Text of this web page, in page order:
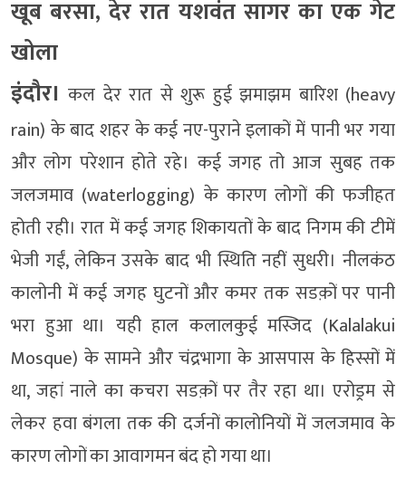
खूब बरसा, देर रात यशवंत सागर का एक गेट
खोला
इंदौर। कल देर रात से शुरू हुई झमाझम बारिश (heavy
rain) के बाद शहर के कई नए-पुराने इलाकों में पानी भर गया
और लोग परेशान होते रहे। कई जगह तो आज सुबह तक
जलजमाव (waterlogging) के कारण लोगों की फजीहत
होती रही। रात में कई जगह शिकायतों के बाद निगम की टीमें
भेजी गईं, लेकिन उसके बाद भी स्थिति नहीं सुधरी। नीलकंठ
कालोनी में कई जगह घुटनों और कमर तक सडक़ों पर पानी
भरा हुआ था। यही हाल कलालकुई मस्जिद (Kalalakui
Mosque) के सामने और चंद्रभागा के आसपास के हिस्सों में
था, जहां नाले का कचरा सडक़ों पर तैर रहा था। एरोड्रम से
लेकर हवा बंगला तक की दर्जनों कालोनियों में जलजमाव के
कारण लोगों का आवागमन बंद हो गया था।